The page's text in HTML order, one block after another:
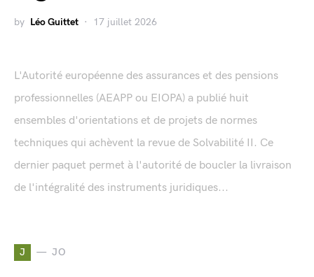
by Léo Guittet 17 juillet 2026
L'Autorité européenne des assurances et des pensions
professionnelles (AEAPP ou EIOPA) a publié huit
ensembles d'orientations et de projets de normes
techniques qui achèvent la revue de Solvabilité II. Ce
dernier paquet permet à l'autorité de boucler la livraison
de l'intégralité des instruments juridiques...
J JO